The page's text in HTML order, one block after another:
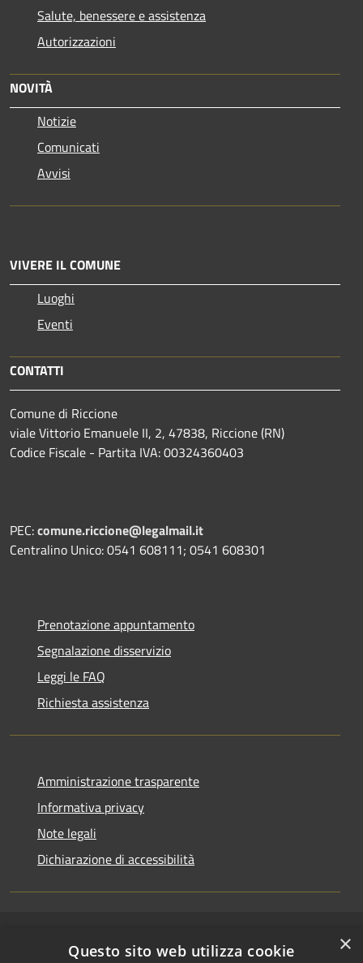
Salute, benessere e assistenza
Autorizzazioni
NOVITÀ
Notizie
Comunicati
Avvisi
VIVERE IL COMUNE
Luoghi
Eventi
CONTATTI
Comune di Riccione
viale Vittorio Emanuele II, 2, 47838, Riccione (RN)
Codice Fiscale - Partita IVA: 00324360403
PEC:comune.riccione@legalmail.it
Centralino Unico: 0541 608111; 0541 608301
Prenotazione appuntamento
Segnalazione disservizio
Leggi le FAQ
Richiesta assistenza
Amministrazione trasparente
Informativa privacy
Note legali
Dichiarazione di accessibilità
Copyright © 2026 • Comune di×
Questo sito web utilizza cookie